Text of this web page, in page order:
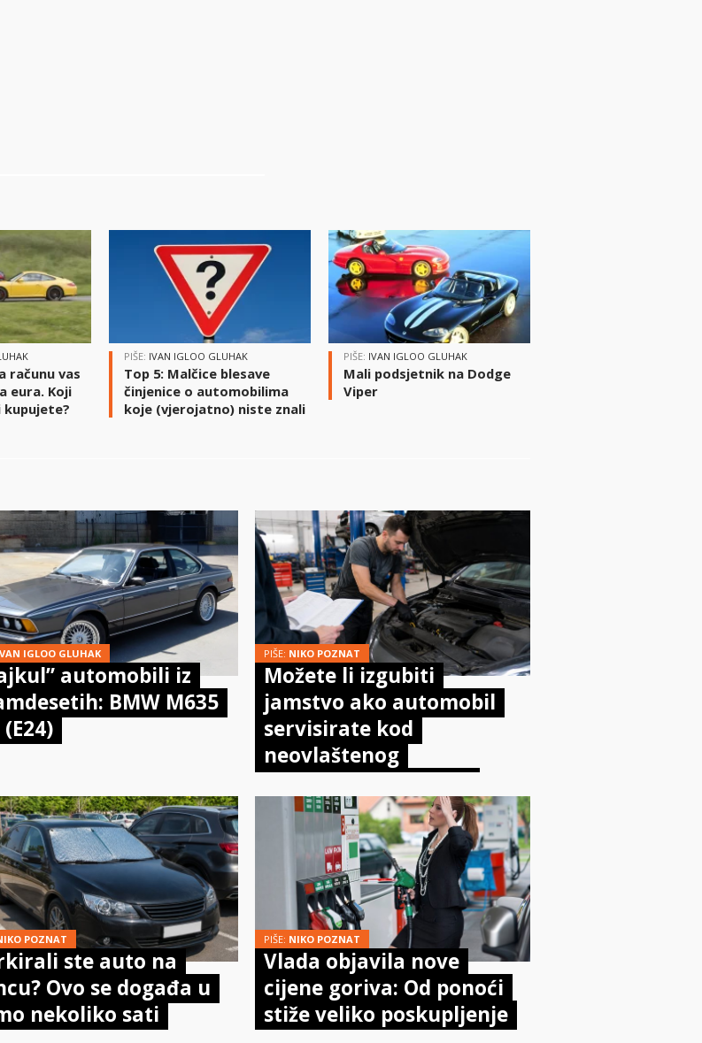
računu vas
eura. Koji
PIŠE: IVAN IGLOO GLUHAK
Top 5: Malčice blesave
činjenice o automobilima
koje (vjerojatno) niste znali
PIŠE: IVAN IGLOO GLUHAK
Mali podsjetnik na Dodge
Viper
IGLOO GLUHAK
automobili iz
BMW M635
(E24)
PIŠE: NIKO POZNAT
Možete li izgubiti
jamstvo ako automobil
servisirate kod
neovlaštenog
doista kaže zakon
POZNAT
ste auto na
Ovo se događa u
nekoliko sati
PIŠE: NIKO POZNAT
Vlada objavila nove
cijene goriva: Od ponoći
stiže veliko poskupljenje